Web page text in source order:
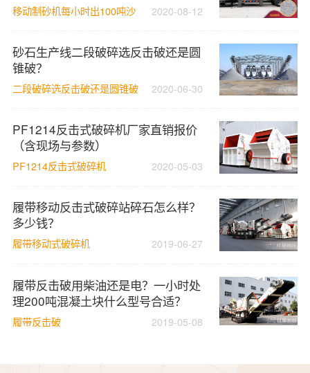
移动制砂机每小时出100吨沙 2020-08-12
砂石生产线二段破碎选反击破还是圆
锥破？
二段破碎选反击破还是圆锥破 2020-06-30
PF1214反击式破碎机厂家直销报价
（含现场与参数）
PF1214反击式破碎机 2020-05-03
履带移动反击式破碎站碎石怎么样？
多少钱？
履带移动式破碎机 2019-06-27
履带反击破用柴油还是电？一小时处
理200吨混凝土块什么型号合适？
履带反击破 2019-05-08